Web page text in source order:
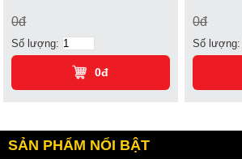
0đ
Số lượng:
0đ
0đ
Số lượng:
SẢN PHẨM NỔI BẬT